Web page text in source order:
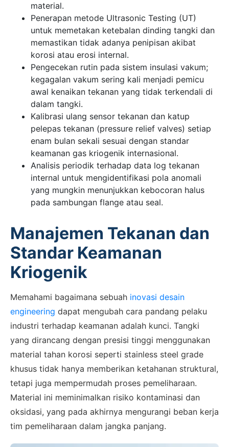
material.
Penerapan metode Ultrasonic Testing (UT)
untuk memetakan ketebalan dinding tangki dan
memastikan tidak adanya penipisan akibat
korosi atau erosi internal.
Pengecekan rutin pada sistem insulasi vakum;
kegagalan vakum sering kali menjadi pemicu
awal kenaikan tekanan yang tidak terkendali di
dalam tangki.
Kalibrasi ulang sensor tekanan dan katup
pelepas tekanan (pressure relief valves) setiap
enam bulan sekali sesuai dengan standar
keamanan gas kriogenik internasional.
Analisis periodik terhadap data log tekanan
internal untuk mengidentifikasi pola anomali
yang mungkin menunjukkan kebocoran halus
pada sambungan flange atau seal.
Manajemen Tekanan dan
Standar Keamanan
Kriogenik
Memahami bagaimana sebuah inovasi desain
engineering dapat mengubah cara pandang pelaku
industri terhadap keamanan adalah kunci. Tangki
yang dirancang dengan presisi tinggi menggunakan
material tahan korosi seperti stainless steel grade
khusus tidak hanya memberikan ketahanan struktural,
tetapi juga mempermudah proses pemeliharaan.
Material ini meminimalkan risiko kontaminasi dan
oksidasi, yang pada akhirnya mengurangi beban kerja
tim pemeliharaan dalam jangka panjang.